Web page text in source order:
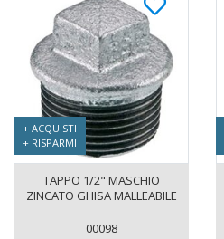
+ ACQUISTI
+ RISPARMI
TAPPO 1/2" MASCHIO
ZINCATO GHISA MALLEABILE
00098